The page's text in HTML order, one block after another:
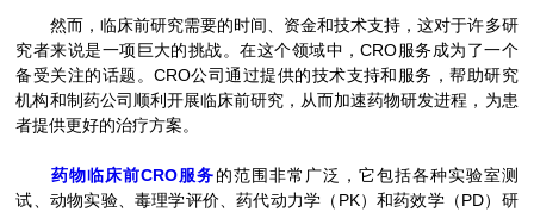
然而，临床前研究需要的时间、资金和技术支持，这对于许多研
究者来说是一项巨大的挑战。在这个领域中，CRO服务成为了一个
备受关注的话题。CRO公司通过提供的技术支持和服务，帮助研究
机构和制药公司顺利开展临床前研究，从而加速药物研发进程，为患
者提供更好的治疗方案。
药物临床前CRO服务的范围非常广泛，它包括各种实验室测
试、动物实验、毒理学评价、药代动力学（PK）和药效学（PD）研